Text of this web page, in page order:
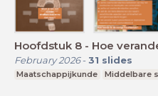
Hoofdstuk 8 - Hoe
February 2026- 31 slides
Maatschappijkunde Middelbare